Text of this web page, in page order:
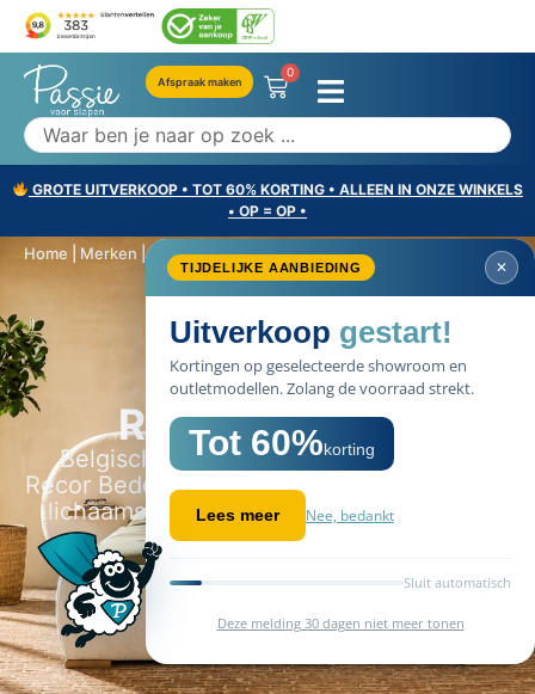
Afspraak maken
0
GROTE UITVERKOOP • TOT 60% KORTING • ALLEEN IN ONZE WINKELS
• OP = OP •
TIJDELIJKE
Uitverkoop
Kortingen op
outletmodellen. Zolang
Tot 60%
Lees meer
Deze melding 30
Home Merken |Recor Bedding
Merken selectie
Recor Bedding
Belgische slaapexpertise sinds 1949.
Recor Bedding stemt elk matras af op jouw
lichaamsvorm, niet op een willekeurige
hardheidsaanduiding.
Bekijk de collectie